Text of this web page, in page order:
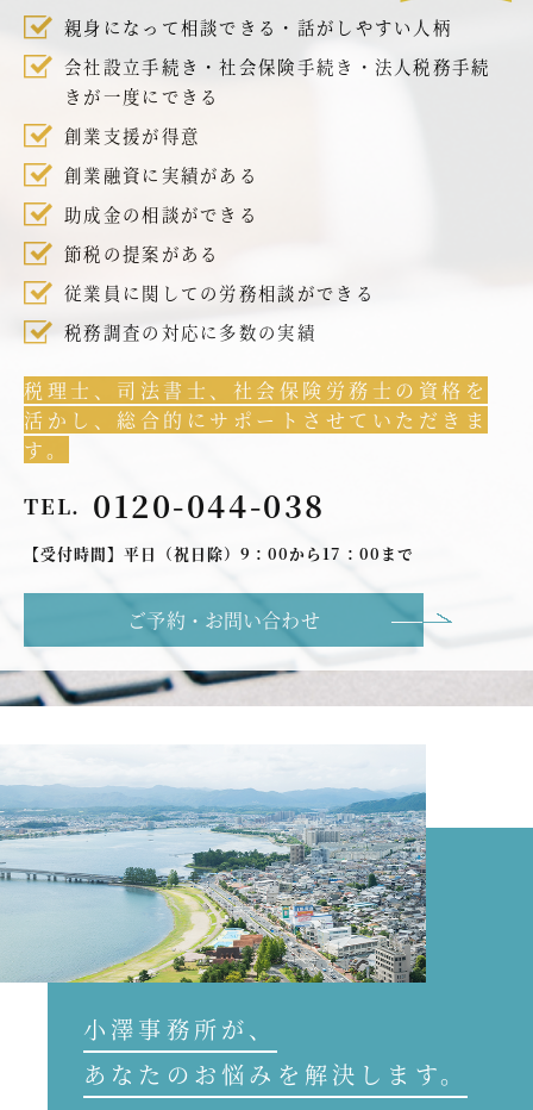
親身になって相談できる・話がしやすい人柄
会社設立手続き・社会保険手続き・法人税務手続
きが一度にできる
創業支援が得意
創業融資に実績がある
助成金の相談ができる
節税の提案がある
従業員に関しての労務相談ができる
税務調査の対応に多数の実績
税理士、司法書士、社会保険労務士の資格を
活かし、総合的にサポートさせていただきま
す。
TEL. 0120-044-038
【受付時間】平日（祝日除）9：00から17：00まで
ご予約・お問い合わせ
小澤事務所が、
あなたのお悩みを解決します。